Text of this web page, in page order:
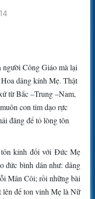
Công Giáo mà lại
dâng kính Mẹ. Thật
từ Bắc –Trung –Nam,
con tim dạo rực
đăng để tỏ lòng tôn
kính đối với Đức Mẹ
đức bình dân như: dâng
Mân Côi; rồi những bài
lên để ton vinh Mẹ là Nữ